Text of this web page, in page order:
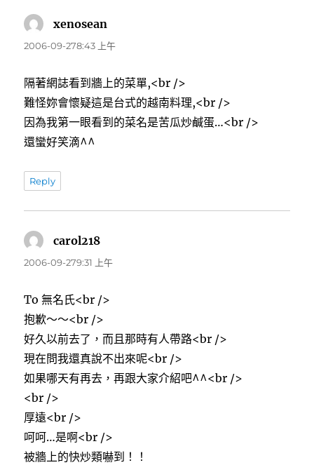
xenosean
示:
2006-09-278:43 上午
隔著網誌看到牆上的菜單,<br />
難怪妳會懷疑這是台式的越南料理,<br />
因為我第一眼看到的菜名是苦瓜炒鹹蛋…<br />
還蠻好笑滴^^
Reply
carol218
示:
2006-09-279:31 上午
To 無名氏<br />
抱歉～～<br />
好久以前去了，而且那時有人帶路<br />
現在問我還真說不出來呢<br />
如果哪天有再去，再跟大家介紹吧^^<br />
<br />
厚遠<br />
呵呵…是啊<br />
被牆上的快炒類嚇到！！